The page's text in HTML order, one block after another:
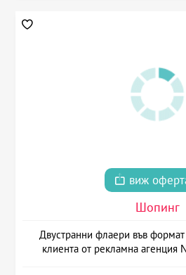
виж
Шопинг
Двустранни флаери във
клиента от рекламна агенция